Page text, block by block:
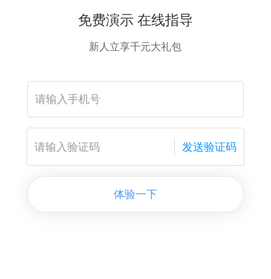
免费演示 在线指导
新人立享千元大礼包
发送验证码
体验一下